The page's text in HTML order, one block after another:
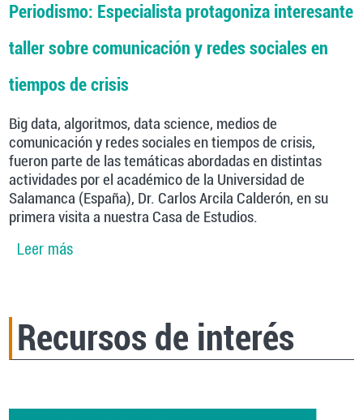
Periodismo: Especialista protagoniza interesante
taller sobre comunicación y redes sociales en
tiempos de crisis
Big data, algoritmos, data science, medios de
comunicación y redes sociales en tiempos de crisis,
fueron parte de las temáticas abordadas en distintas
actividades por el académico de la Universidad de
Salamanca (España), Dr. Carlos Arcila Calderón, en su
primera visita a nuestra Casa de Estudios.
Leer mássobre Ciclo de actividades de la Escuela de
Recursos de interés